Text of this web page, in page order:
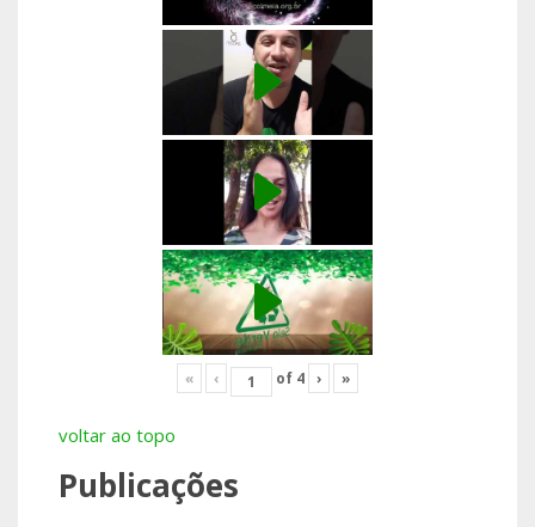
« ‹ of 4 › »
voltar ao topo
Publicações